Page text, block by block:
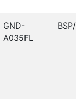
GND-
A035FL